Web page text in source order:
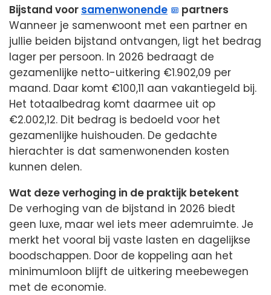
Bijstand voor samenwonende
partners
Wanneer je samenwoont met een partner en
jullie beiden bijstand ontvangen, ligt het bedrag
lager per persoon. In 2026 bedraagt de
gezamenlijke netto-uitkering €1.902,09 per
maand. Daar komt €100,11 aan vakantiegeld bij.
Het totaalbedrag komt daarmee uit op
€2.002,12. Dit bedrag is bedoeld voor het
gezamenlijke huishouden. De gedachte
hierachter is dat samenwonenden kosten
kunnen delen.
Wat deze verhoging in de praktijk betekent
De verhoging van de bijstand in 2026 biedt
geen luxe, maar wel iets meer ademruimte. Je
merkt het vooral bij vaste lasten en dagelijkse
boodschappen. Door de koppeling aan het
minimumloon blijft de uitkering meebewegen
met de economie.